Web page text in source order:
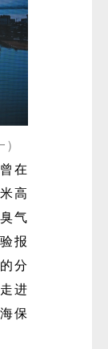
在
高
气
报
分
进
保